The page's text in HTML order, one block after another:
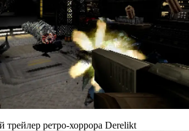
ретро-хоррора Derelikt